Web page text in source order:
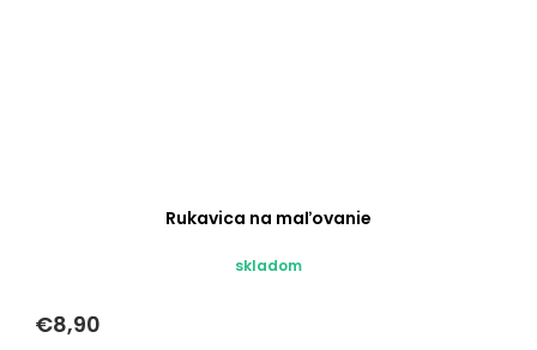
Rukavica na maľovanie
skladom
€8,90